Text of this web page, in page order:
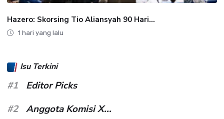
Hazero: Skorsing Tio Aliansyah 90 Hari...
1 hari yang lalu
Isu Terkini
#1
Editor Picks
#2
Anggota Komisi X...